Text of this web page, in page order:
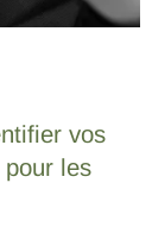
vos
les